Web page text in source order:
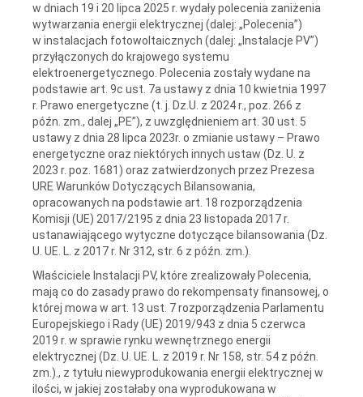
w dniach 19 i 20 lipca 2025 r. wydały polecenia zaniżenia
wytwarzania energii elektrycznej (dalej: „Polecenia”)
w instalacjach fotowoltaicznych (dalej: „Instalacje PV”)
przyłączonych do krajowego systemu
elektroenergetycznego. Polecenia zostały wydane na
podstawie art. 9c ust. 7a ustawy z dnia 10 kwietnia 1997
r. Prawo energetyczne (t. j. Dz.U. z 2024 r., poz. 266 z
późn. zm., dalej „PE”), z uwzględnieniem art. 30 ust. 5
ustawy z dnia 28 lipca 2023r. o zmianie ustawy – Prawo
energetyczne oraz niektórych innych ustaw (Dz. U. z
2023 r. poz. 1681) oraz zatwierdzonych przez Prezesa
URE Warunków Dotyczących Bilansowania,
opracowanych na podstawie art. 18 rozporządzenia
Komisji (UE) 2017/2195 z dnia 23 listopada 2017 r.
ustanawiającego wytyczne dotyczące bilansowania (Dz.
U. UE. L. z 2017 r. Nr 312, str. 6 z późn. zm.).
Właściciele Instalacji PV, które zrealizowały Polecenia,
mają co do zasady prawo do rekompensaty finansowej, o
której mowa w art. 13 ust. 7 rozporządzenia Parlamentu
Europejskiego i Rady (UE) 2019/943 z dnia 5 czerwca
2019 r. w sprawie rynku wewnętrznego energii
elektrycznej (Dz. U. UE. L. z 2019 r. Nr 158, str. 54 z późn.
zm.)., z tytułu niewyprodukowania energii elektrycznej w
ilości, w jakiej zostałaby ona wyprodukowana w